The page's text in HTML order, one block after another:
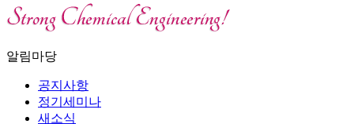
알림마당
공지사항
정기세미나
새소식